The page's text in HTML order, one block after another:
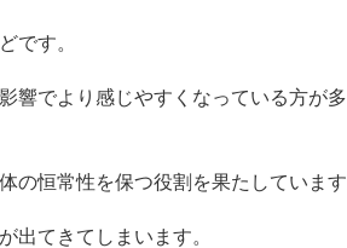
です。
響でより感じやすくなっている方が
の恒常性を保つ役割を果たしています
出てきてしまいます。